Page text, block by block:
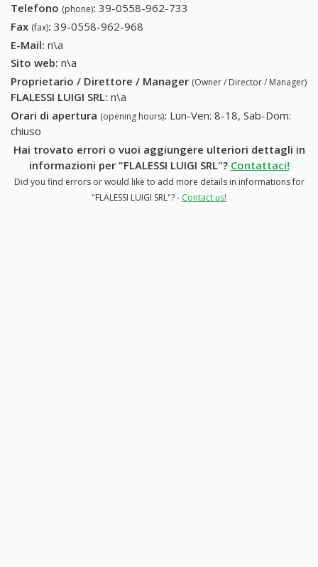
Telefono (phone): 39-0558-962-733
Fax (fax): 39-0558-962-968
E-Mail: n\a
Sito web: n\a
Proprietario / Direttore / Manager (Owner / Director / Manager)
FLALESSI LUIGI SRL: n\a
Orari di apertura (opening hours): Lun-Ven: 8-18, Sab-Dom:
chiuso
Hai trovato errori o vuoi aggiungere ulteriori dettagli in
informazioni per "FLALESSI LUIGI SRL"? Contattaci!
Did you find errors or would like to add more details in informations for
"FLALESSI LUIGI SRL"? - Contact us!